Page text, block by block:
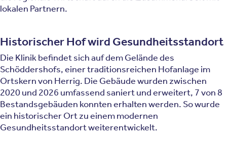
lokalen Partnern.
Historischer Hof wird Gesundheitsstandort
Die Klinik befindet sich auf dem Gelände des
Schöddershofs, einer traditionsreichen Hofanlage im
Ortskern von Herrig. Die Gebäude wurden zwischen
2020 und 2026 umfassend saniert und erweitert, 7 von 8
Bestandsgebäuden konnten erhalten werden. So wurde
ein historischer Ort zu einem modernen
Gesundheitsstandort weiterentwickelt.